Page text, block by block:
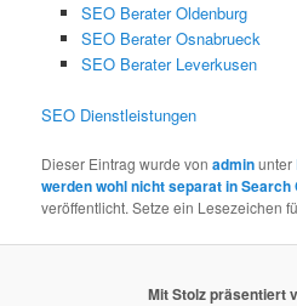
SEO Berater Oldenburg
SEO Berater Osnabrueck
SEO Berater Leverkusen
SEO Dienstleistungen
Dieser Eintrag wurde vonadminunter
werden wohl nicht separat in
veröffentlicht. Setze ein Lesezeichen
Mit Stolz präsentiert